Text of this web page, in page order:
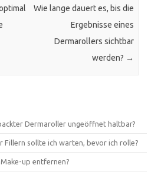
Wie lange dauert es, bis die
Ergebnisse eines
Dermarollers sichtbar
werden? →
Dermaroller ungeöffnet haltbar?
Fillern sollte ich warten, bevor ich rolle?
up entfernen?